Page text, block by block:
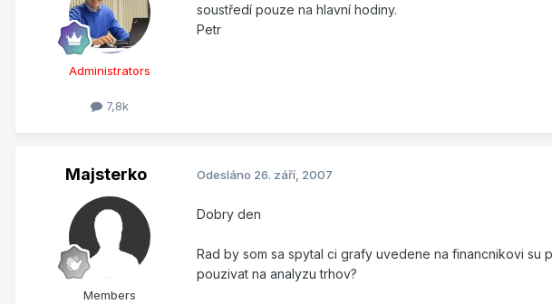
Administrators
7,8k
soustředí pouze na hlavní hodiny.
Petr
Majsterko
Members
Odesláno 26. září, 2007
Dobry den
Rad by som sa spytal ci grafy uvedene na financnikovi su
pouzivat na analyzu trhov?